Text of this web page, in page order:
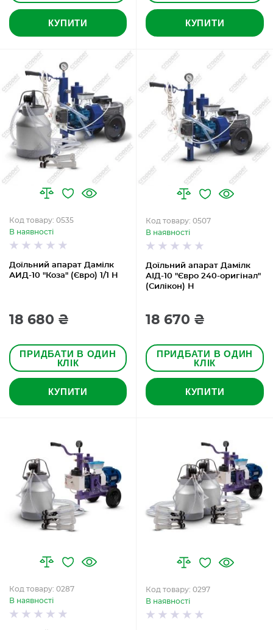
КУПИТИ КУПИТИ
Доїльний апарат Дамілк
АИД-10 "Коза" (Євро) 1/1 Н
Код товару: 0535
В наявності
18 680 ₴
ПРИДБАТИ В ОДИН
КЛІК
КУПИТИ
Доїльний апарат Дамілк
АІД-10 "Євро 240-оригінал"
(Силікон) Н
Код товару: 0507
В наявності
18 670 ₴
ПРИДБАТИ В ОДИН
КЛІК
КУПИТИ
Код товару: 0287
В наявності
Код товару: 0297
В наявності